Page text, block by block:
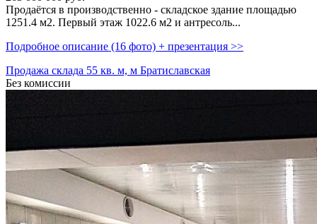
Продаётся в производственно - складское здание площадью
1251.4 м2. Первый этаж 1022.6 м2 и антресоль...
Подробное описание (16 фото) + презентация >>
Продажа склада 55 кв. м, м Братиславская
Без комиссии